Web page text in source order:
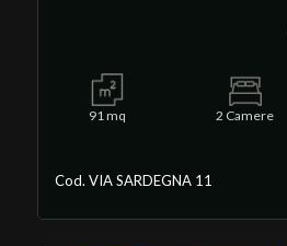
91 mq 2 Camere
Cod. VIA SARDEGNA 11